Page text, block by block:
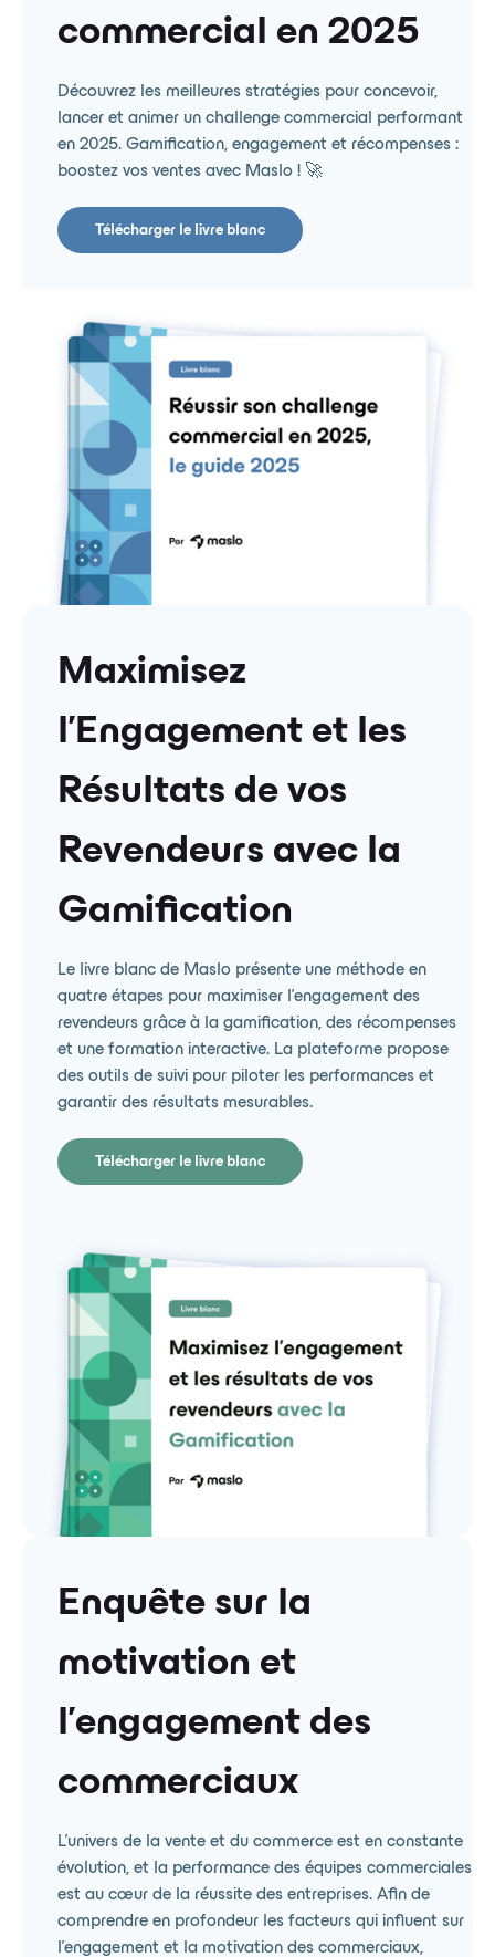
commercial en 2025
Découvrez les meilleures stratégies pour concevoir,
lancer et animer un challenge commercial performant
en 2025. Gamification, engagement et récompenses :
boostez vos ventes avec Maslo ! 🚀
Télécharger le livre blanc
Maximisez
l'Engagement et les
Résultats de vos
Revendeurs avec la
Gamification
Le livre blanc de Maslo présente une méthode en
quatre étapes pour maximiser l’engagement des
revendeurs grâce à la gamification, des récompenses
et une formation interactive. La plateforme propose
des outils de suivi pour piloter les performances et
garantir des résultats mesurables.
Télécharger le livre blanc
Enquête sur la
motivation et
l'engagement des
commerciaux
L'univers de la vente et du commerce est en constante
évolution, et la performance des équipes commerciales
est au cœur de la réussite des entreprises. Afin de
comprendre en profondeur les facteurs qui influent sur
l'engagement et la motivation des commerciaux,